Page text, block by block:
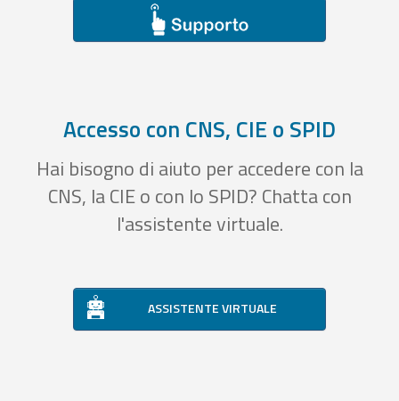
Accesso con CNS, CIE o SPID
Hai bisogno di aiuto per accedere con la
CNS, la CIE o con lo SPID? Chatta con
l'assistente virtuale.
ASSISTENTE VIRTUALE